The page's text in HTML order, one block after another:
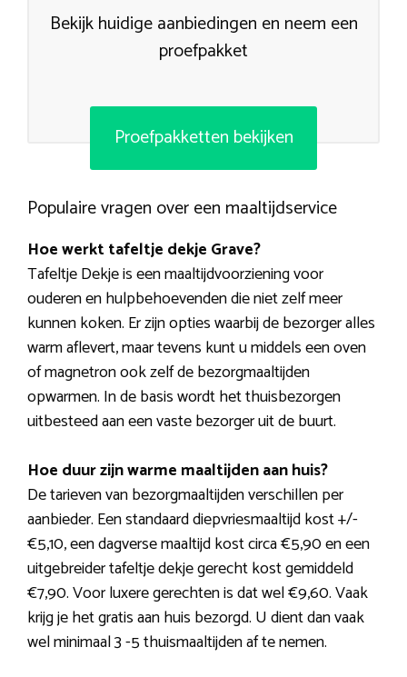
Bekijk huidige aanbiedingen en neem een
proefpakket
Proefpakketten bekijken
Populaire vragen over een maaltijdservice
Hoe werkt tafeltje dekje Grave?
Tafeltje Dekje is een maaltijdvoorziening voor
ouderen en hulpbehoevenden die niet zelf meer
kunnen koken. Er zijn opties waarbij de bezorger alles
warm aflevert, maar tevens kunt u middels een oven
of magnetron ook zelf de bezorgmaaltijden
opwarmen. In de basis wordt het thuisbezorgen
uitbesteed aan een vaste bezorger uit de buurt.
Hoe duur zijn warme maaltijden aan huis?
De tarieven van bezorgmaaltijden verschillen per
aanbieder. Een standaard diepvriesmaaltijd kost +/-
€5,10, een dagverse maaltijd kost circa €5,90 en een
uitgebreider tafeltje dekje gerecht kost gemiddeld
€7,90. Voor luxere gerechten is dat wel €9,60. Vaak
krijg je het gratis aan huis bezorgd. U dient dan vaak
wel minimaal 3 -5 thuismaaltijden af te nemen.